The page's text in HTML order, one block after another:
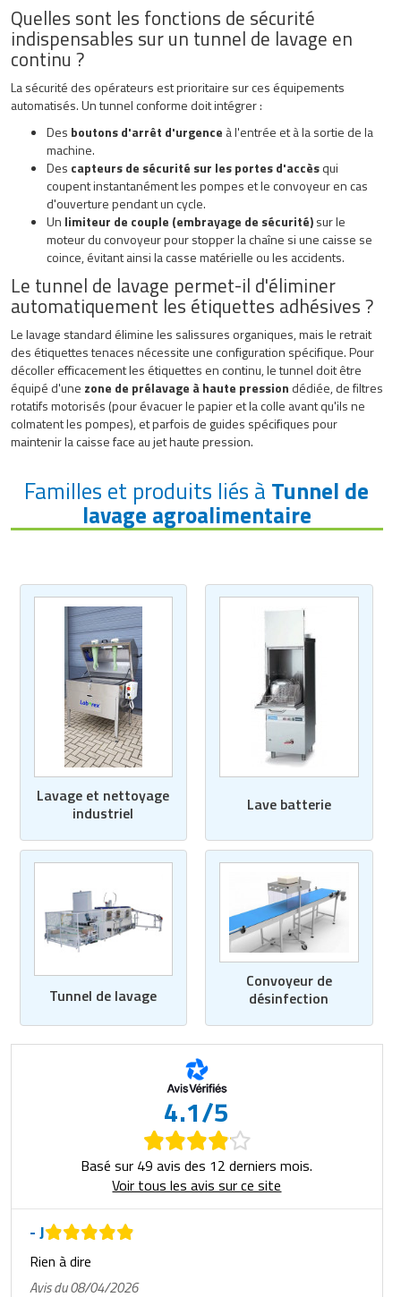
Quelles sont les fonctions de sécurité
indispensables sur un tunnel de lavage en
continu ?
La sécurité des opérateurs est prioritaire sur ces équipements
automatisés. Un tunnel conforme doit intégrer :
Des boutons d'arrêt d'urgence à l'entrée et à la sortie de la
machine.
Des capteurs de sécurité sur les portes d'accèsqui
coupent instantanément les pompes et le convoyeur en cas
d'ouverture pendant un cycle.
Un limiteur de couple (embrayage de sécurité)sur le
moteur du convoyeur pour stopper la chaîne si une caisse se
coince, évitant ainsi la casse matérielle ou les accidents.
Le tunnel de lavage permet-il d'éliminer
automatiquement les étiquettes adhésives ?
Le lavage standard élimine les salissures organiques, mais le retrait
des étiquettes tenaces nécessite une configuration spécifique. Pour
décoller efficacement les étiquettes en continu, le tunnel doit être
équipé d'une zone de prélavage à haute pression dédiée, de filtres
rotatifs motorisés (pour évacuer le papier et la colle avant qu'ils ne
colmatent les pompes), et parfois de guides spécifiques pour
maintenir la caisse face au jet haute pression.
Familles et produits liés à Tunnel de
lavage agroalimentaire
Lavage et nettoyage
industriel
Lave batterie
Tunnel de lavage
Convoyeur de
désinfection
4.1/5
Basé sur 49 avis des 12 derniers mois.
Voir tous les avis sur ce site
- J
Rien à dire
Avis du 08/04/2026